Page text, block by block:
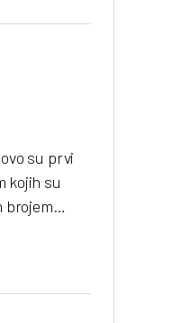
su prvi
kojih su
brojem